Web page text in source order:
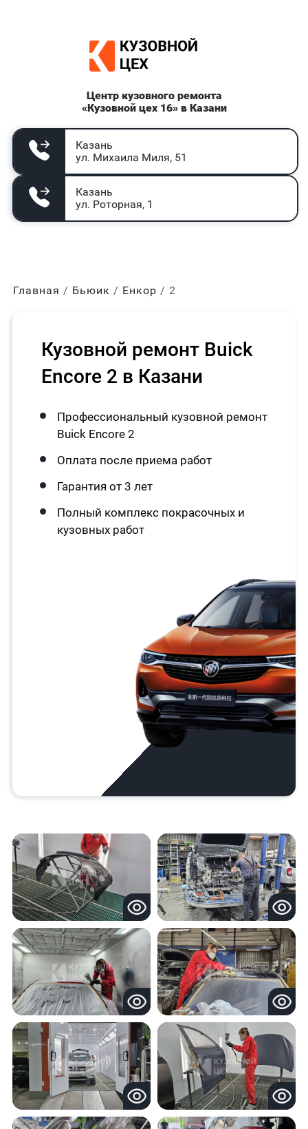
Центр кузовного ремонта
«Кузовной цех 16» в Казани
Казань
ул. Михаила Миля, 51
Казань
ул. Роторная, 1
Главная Бьюик Енкор 2
Кузовной ремонт Buick
Encore 2 в Казани
Профессиональный кузовной ремонт
Buick Encore 2
Оплата после приема работ
Гарантия от 3 лет
Полный комплекс покрасочных и
кузовных работ